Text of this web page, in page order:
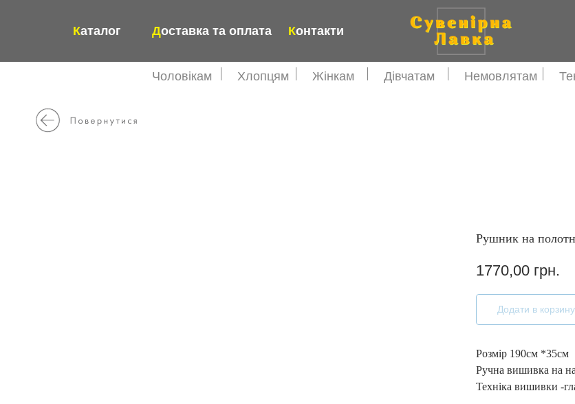
Каталог Доставка та оплата Контакти
Немовлятам
Дівчатам
Жінкам
Хлопцям
Чоловікам
Рушник на
1770,00 грн.
Додати в корзину
Розмір 190см *35см
Ручна вишивка на
Техніка вишивки -